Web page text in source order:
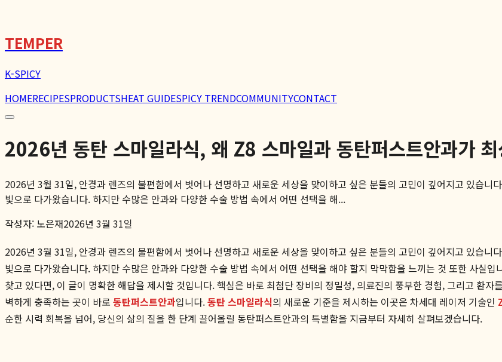
TEMPER
K-SPICY
HOMERECIPESPRODUCTSHEAT GUIDESPICY TRENDCOMMUNITYCONTACT
2026년 동탄 스마일라식, 왜 Z8 스마일과 동탄퍼스트안과가
2026년 3월 31일, 안경과 렌즈의 불편함에서 벗어나 선명하고 새로운 세상을 맞이하고 싶은 분들의 고민이 깊어지고 있습니
빛으로 다가왔습니다. 하지만 수많은 안과와 다양한 수술 방법 속에서 어떤 선택을 해...
작성자: 노은재2026년 3월 31일
2026년 3월 31일, 안경과 렌즈의 불편함에서 벗어나 선명하고 새로운 세상을 맞이하고 싶은 분들의 고민이 깊어지고 있습니
빛으로 다가왔습니다. 하지만 수많은 안과와 다양한 수술 방법 속에서 어떤 선택을 해야 할지 막막함을 느끼는 것 또한 사실
찾고 있다면, 이 글이 명확한 해답을 제시할 것입니다. 핵심은 바로 최첨단 장비의 정밀성, 의료진의 풍부한 경험, 그리고 환
벽하게 충족하는 곳이 바로 동탄퍼스트안과입니다.동탄 스마일라식의 새로운 기준을 제시하는 이곳은 차세대 레이저 기술인
순한 시력 회복을 넘어, 당신의 삶의 질을 한 단계 끌어올릴 동탄퍼스트안과의 특별함을 지금부터 자세히 살펴보겠습니다.